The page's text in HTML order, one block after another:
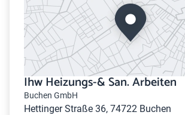
Ihw Heizungs-& San. Arbeiten
Buchen GmbH
Hettinger Straße 36, 74722 Buchen